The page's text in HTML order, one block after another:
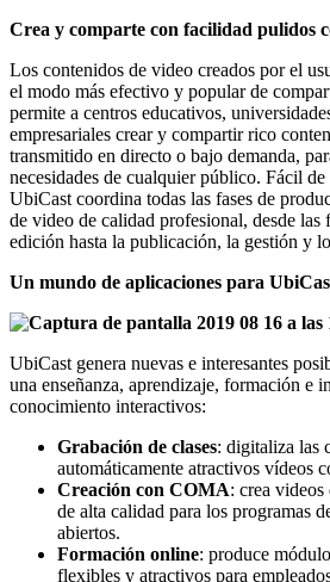
Crea y comparte con facilidad pulidos
Los contenidos de video creados por el
el modo más efectivo y popular de
permite a centros educativos,
empresariales crear y compartir rico
transmitido en directo o bajo demanda,
necesidades de cualquier público. Fácil de
UbiCast coordina todas las fases de
de video de calidad profesional, desde las
edición hasta la publicación, la gestión y
Un mundo de aplicaciones para
UbiCast genera nuevas e interesantes
una enseñanza, aprendizaje, formación e
conocimiento interactivos:
Grabación de clases: digitaliza las
automáticamente atractivos vídeos
Creación con COMA: crea
de alta calidad para los programas
abiertos.
Formación online: produce
flexibles y atractivos para